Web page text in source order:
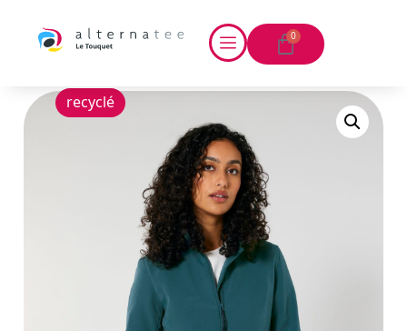
0
recyclé